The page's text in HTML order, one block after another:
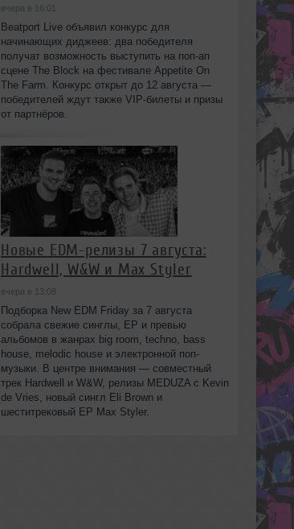
вчера в 16:01
Beatport Live объявил конкурс для
начинающих диджеев: два победителя
получат возможность выступить на поп‑ап
сцене The Block на фестивале Appetite On
The Farm. Конкурс открыт до 12 августа —
победителей ждут также VIP‑билеты и призы
от партнёров.
Новые EDM-релизы 7 августа:
Hardwell, W&W и Max Styler
вчера в 13:08
Подборка New EDM Friday за 7 августа
собрала свежие синглы, EP и превью
альбомов в жанрах big room, techno, bass
house, melodic house и электронной поп-
музыки. В центре внимания — совместный
трек Hardwell и W&W, релизы MEDUZA с Kevin
de Vries, новый сингл Eli Brown и
шеститрековый EP Max Styler.